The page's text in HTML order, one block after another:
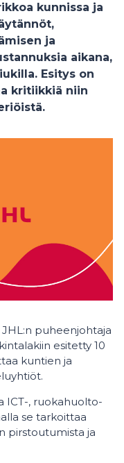
kunnissa ja
ja
aikana,
Esitys on
kritiikkiä niin
puheenjohtaja
esitetty 10
kuntien ja
ICT-, ruokahuolto-
se tarkoittaa
pirstoutumista ja